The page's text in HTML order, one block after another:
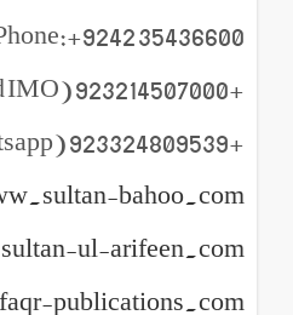
35436600
+923214507000 (Available on Whatsapp, Viber and IMO )
+923324809539 (Available on Whatsapp)
bahoo.com
ul-arifeen.com
publications.com